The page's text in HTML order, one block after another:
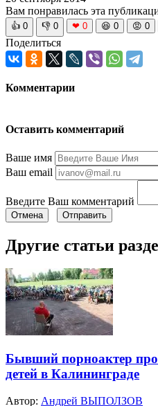
Вам понравилась эта
👍 0 👎 0 ❤ 0 😆 0 😡 0
Поделиться
Комментарии
Оставить комментарий
Ваше имя
Ваш email
Введите Ваш комментарий
Отмена Отправить
Другие статьи
Бывший порноактер
детей в Калининграде
Автор: Андрей ВЫПОЛЗОВ